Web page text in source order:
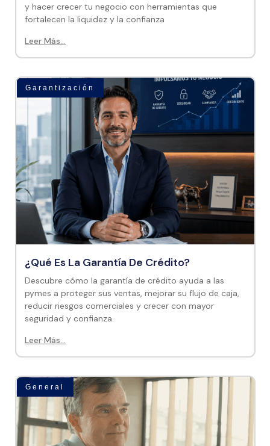
y hacer crecer tu negocio con herramientas que
fortalecen la liquidez y la confianza
Leer Más...
Garantización
¿Qué Es La Garantía De Crédito?
Descubre cómo la garantía de crédito ayuda a las
pymes a proteger sus ventas, mejorar su flujo de caja,
reducir riesgos comerciales y crecer con mayor
seguridad y confianza.
Leer Más...
General